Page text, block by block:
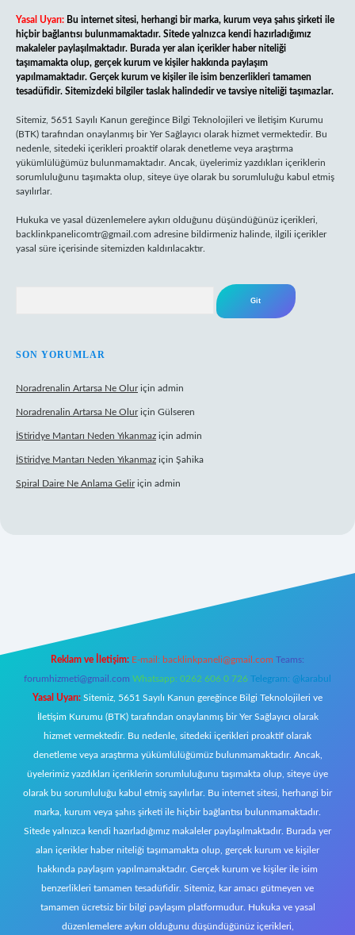
Yasal Uyarı: Bu internet sitesi, herhangi bir marka, kurum veya şahıs şirketi ile
hiçbir bağlantısı bulunmamaktadır. Sitede yalnızca kendi hazırladığımız
makaleler paylaşılmaktadır. Burada yer alan içerikler haber niteliği
taşımamakta olup, gerçek kurum ve kişiler hakkında paylaşım
yapılmamaktadır. Gerçek kurum ve kişiler ile isim benzerlikleri tamamen
tesadüfidir. Sitemizdeki bilgiler taslak halindedir ve tavsiye niteliği taşımazlar.
Sitemiz, 5651 Sayılı Kanun gereğince Bilgi Teknolojileri ve İletişim Kurumu
(BTK) tarafından onaylanmış bir Yer Sağlayıcı olarak hizmet vermektedir. Bu
nedenle, sitedeki içerikleri proaktif olarak denetleme veya araştırma
yükümlülüğümüz bulunmamaktadır. Ancak, üyelerimiz yazdıkları içeriklerin
sorumluluğunu taşımakta olup, siteye üye olarak bu sorumluluğu kabul etmiş
sayılırlar.
Hukuka ve yasal düzenlemelere aykırı olduğunu düşündüğünüz içerikleri,
backlinkpanelicomtr@gmail.com adresine bildirmeniz halinde, ilgili içerikler
yasal süre içerisinde sitemizden kaldırılacaktır.
SON YORUMLAR
Noradrenalin Artarsa Ne Oluriçin admin
Noradrenalin Artarsa Ne Oluriçin Gülseren
İStiridye Mantarı Neden Yıkanmaz için admin
İStiridye Mantarı Neden Yıkanmaz için Şahika
Spiral Daire Ne Anlama Geliriçin admin
Reklam ve İletişim: E-mail: backlinkpaneli@gmail.com Teams:
forumhizmeti@gmail.com Whatsapp: 0262 606 0 726 Telegram: @karabul
Yasal Uyarı: Sitemiz, 5651 Sayılı Kanun gereğince Bilgi Teknolojileri ve
İletişim Kurumu (BTK) tarafından onaylanmış bir Yer Sağlayıcı olarak
hizmet vermektedir. Bu nedenle, sitedeki içerikleri proaktif olarak
denetleme veya araştırma yükümlülüğümüz bulunmamaktadır. Ancak,
üyelerimiz yazdıkları içeriklerin sorumluluğunu taşımakta olup, siteye üye
olarak bu sorumluluğu kabul etmiş sayılırlar. Bu internet sitesi, herhangi bir
marka, kurum veya şahıs şirketi ile hiçbir bağlantısı bulunmamaktadır.
Sitede yalnızca kendi hazırladığımız makaleler paylaşılmaktadır. Burada yer
alan içerikler haber niteliği taşımamakta olup, gerçek kurum ve kişiler
hakkında paylaşım yapılmamaktadır. Gerçek kurum ve kişiler ile isim
benzerlikleri tamamen tesadüfidir. Sitemiz, kar amacı gütmeyen ve
tamamen ücretsiz bir bilgi paylaşım platformudur. Hukuka ve yasal
düzenlemelere aykırı olduğunu düşündüğünüz içerikleri,